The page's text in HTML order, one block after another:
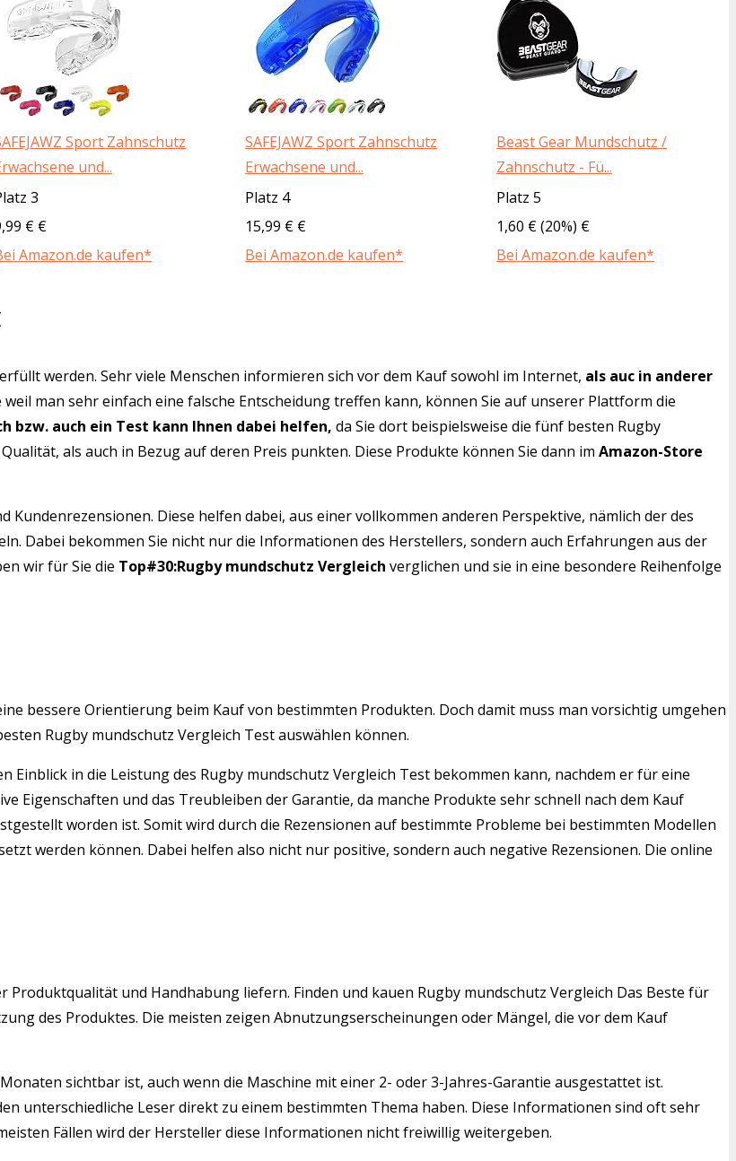
Sport Zahnschutz
und...
SAFEJAWZ Sport Zahnschutz
Erwachsene und...
Beast Gear Mundschutz /
Zahnschutz - Fü...
3 Platz 4
Platz 5
€ € 15,99 € €
1,60 € (20%) €
Amazon.de kaufen* Bei Amazon.de kaufen* Bei Amazon.de kaufen*
werden. Sehr viele Menschen informieren sich vor dem Kauf sowohl im Internet, als auc in anderer
weil man sehr einfach eine falsche Entscheidung treffen kann, können Sie auf unserer Plattform die
bzw. auch ein Test kann Ihnen dabei helfen, da Sie dort beispielsweise die fünf besten Rugby
als auch in Bezug auf deren Preis punkten. Diese Produkte können Sie dann im Amazon-Store
Kundenrezensionen. Diese helfen dabei, aus einer vollkommen anderen Perspektive, nämlich der des
Dabei bekommen Sie nicht nur die Informationen des Herstellers, sondern auch Erfahrungen aus der
wir für Sie die Top#30:Rugby mundschutz Vergleich verglichen und sie in eine besondere Reihenfolge
bessere Orientierung beim Kauf von bestimmten Produkten. Doch damit muss man vorsichtig umgehen
Rugby mundschutz Vergleich Test auswählen können.
Einblick in die Leistung des Rugby mundschutz Vergleich Test bekommen kann, nachdem er für eine
Eigenschaften und das Treubleiben der Garantie, da manche Produkte sehr schnell nach dem Kauf
worden ist. Somit wird durch die Rezensionen auf bestimmte Probleme bei bestimmten Modellen
werden können. Dabei helfen also nicht nur positive, sondern auch negative Rezensionen. Die online
und Handhabung liefern. Finden und kauen Rugby mundschutz Vergleich Das Beste für
des Produktes. Die meisten zeigen Abnutzungserscheinungen oder Mängel, die vor dem Kauf
sichtbar ist, auch wenn die Maschine mit einer 2- oder 3-Jahres-Garantie ausgestattet ist.
unterschiedliche Leser direkt zu einem bestimmten Thema haben. Diese Informationen sind oft sehr
Fällen wird der Hersteller diese Informationen nicht freiwillig weitergeben.